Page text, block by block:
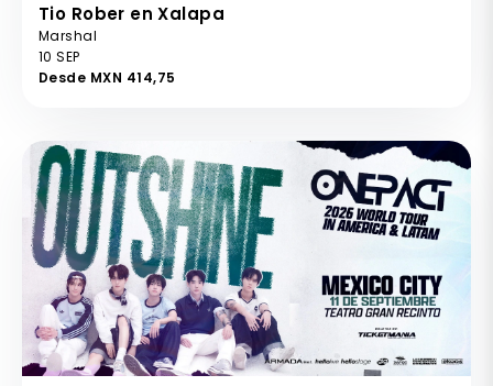
Tio Rober en Xalapa
Marshal
10 SEP
Desde MXN 414,75